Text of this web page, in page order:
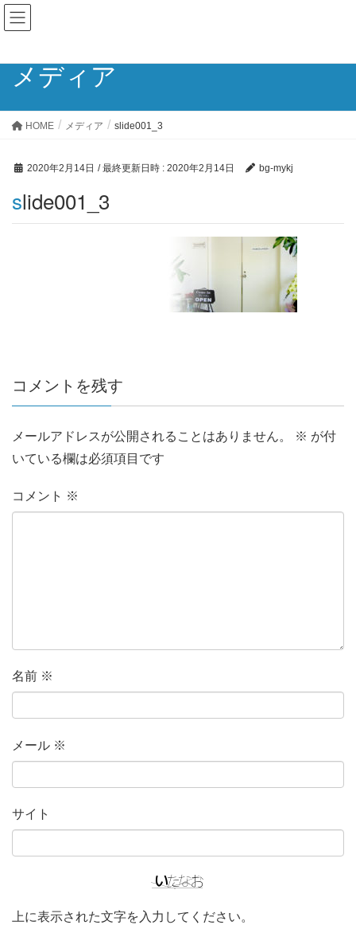
メディア
HOME メディア slide001_3
2020年2月14日 / 最終更新日時 : 2020年2月14日 bg-mykj
slide001_3
コメントを残す
メールアドレスが公開されることはありません。 ※ が付
いている欄は必須項目です
コメント ※
名前 ※
メール ※
サイト
上に表示された文字を入力してください。